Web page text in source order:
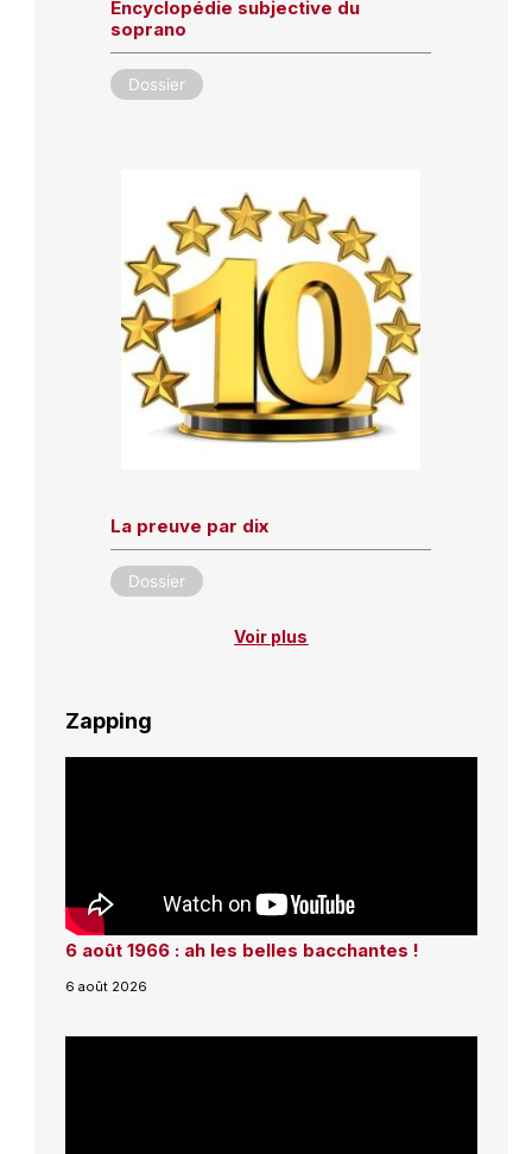
Encyclopédie subjective du
soprano
Dossier
La preuve par dix
Dossier
Voir plus
Zapping
6 août 1966 : ah les belles bacchantes !
6 août 2026